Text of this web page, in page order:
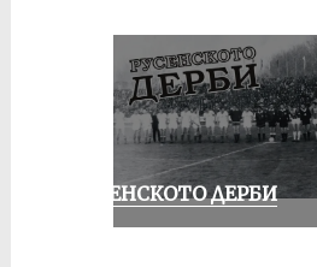
РУСЕНСКОТО ДЕРБИ